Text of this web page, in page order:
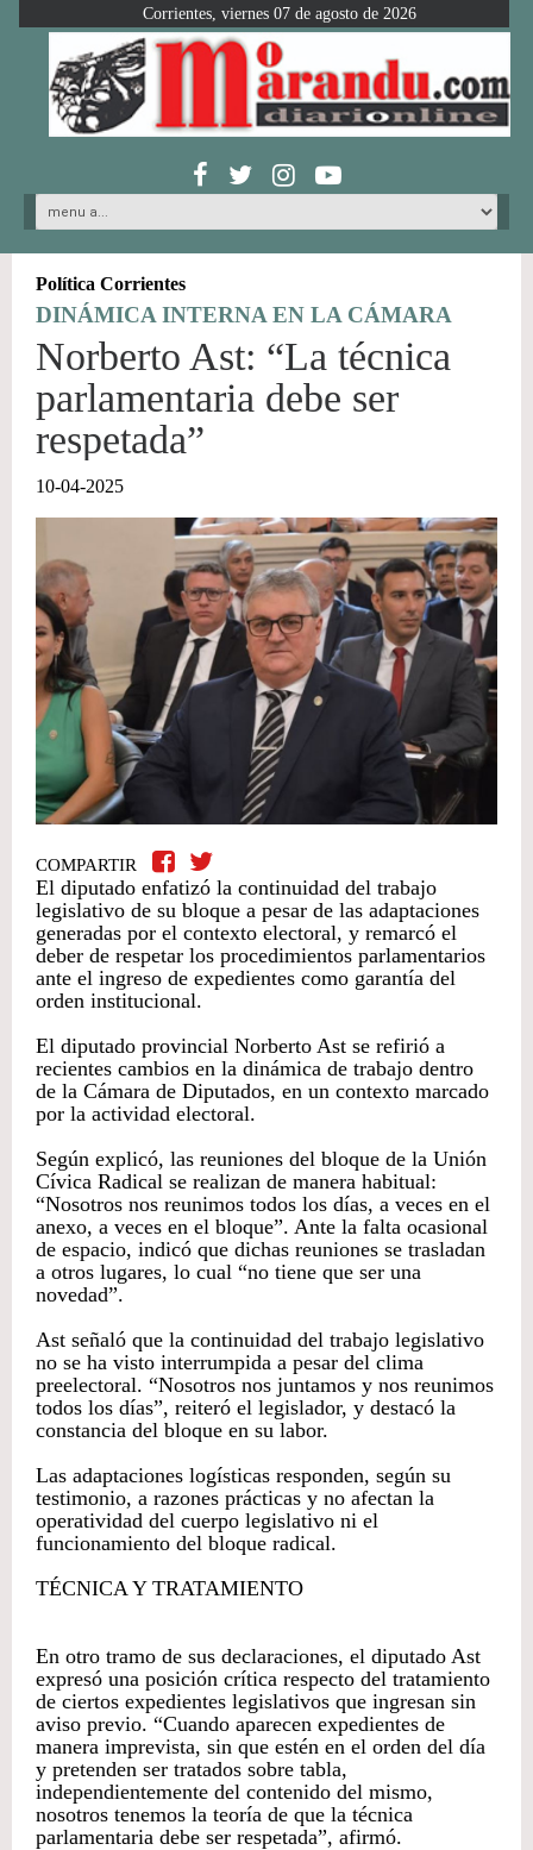
Corrientes, viernes 07 de agosto de 2026
Política Corrientes
DINÁMICA INTERNA EN LA CÁMARA
Norberto Ast: “La técnica
parlamentaria debe ser
respetada”
10-04-2025
COMPARTIR
El diputado enfatizó la continuidad del trabajo
legislativo de su bloque a pesar de las adaptaciones
generadas por el contexto electoral, y remarcó el
deber de respetar los procedimientos parlamentarios
ante el ingreso de expedientes como garantía del
orden institucional.
El diputado provincial Norberto Ast se refirió a
recientes cambios en la dinámica de trabajo dentro
de la Cámara de Diputados, en un contexto marcado
por la actividad electoral.
Según explicó, las reuniones del bloque de la Unión
Cívica Radical se realizan de manera habitual:
“Nosotros nos reunimos todos los días, a veces en el
anexo, a veces en el bloque”. Ante la falta ocasional
de espacio, indicó que dichas reuniones se trasladan
a otros lugares, lo cual “no tiene que ser una
novedad”.
Ast señaló que la continuidad del trabajo legislativo
no se ha visto interrumpida a pesar del clima
preelectoral. “Nosotros nos juntamos y nos reunimos
todos los días”, reiteró el legislador, y destacó la
constancia del bloque en su labor.
Las adaptaciones logísticas responden, según su
testimonio, a razones prácticas y no afectan la
operatividad del cuerpo legislativo ni el
funcionamiento del bloque radical.
TÉCNICA Y TRATAMIENTO
En otro tramo de sus declaraciones, el diputado Ast
expresó una posición crítica respecto del tratamiento
de ciertos expedientes legislativos que ingresan sin
aviso previo. “Cuando aparecen expedientes de
manera imprevista, sin que estén en el orden del día
y pretenden ser tratados sobre tabla,
independientemente del contenido del mismo,
nosotros tenemos la teoría de que la técnica
parlamentaria debe ser respetada”, afirmó.